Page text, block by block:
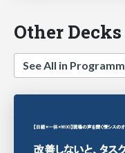
Other
See All in